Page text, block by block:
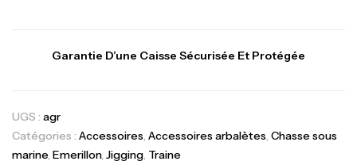
Garantie D’une Caisse Sécurisée Et Protégée
UGS : agr
Catégories : Accessoires, Accessoires arbalètes, Chasse sous
marine, Emerillon, Jigging, Traine